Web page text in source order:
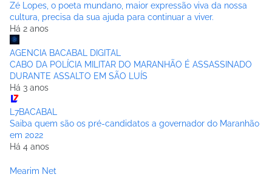
Zé Lopes, o poeta mundano, maior expressão viva da nossa
cultura, precisa da sua ajuda para continuar a viver.
Há 2 anos
AGENCIA BACABAL DIGITAL
CABO DA POLÍCIA MILITAR DO MARANHÃO É ASSASSINADO
DURANTE ASSALTO EM SÃO LUÍS
Há 3 anos
L7BACABAL
Saiba quem são os pré-candidatos a governador do Maranhão
em 2022
Há 4 anos
Mearim Net